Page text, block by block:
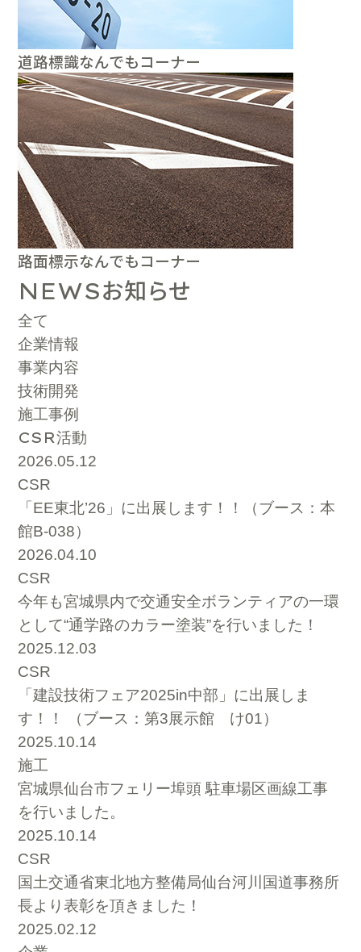
道路標識なんでもコーナー
路面標示なんでもコーナー
NEWSお知らせ
全て
企業情報
事業内容
技術開発
施工事例
CSR活動
2026.05.12
CSR
「EE東北’26」に出展します！！（ブース：本
館B-038）
2026.04.10
CSR
今年も宮城県内で交通安全ボランティアの一環
として“通学路のカラー塗装”を行いました！
2025.12.03
CSR
「建設技術フェア2025in中部」に出展しま
す！！ （ブース：第3展示館 け01）
2025.10.14
施工
宮城県仙台市フェリー埠頭 駐車場区画線工事
を行いました。
2025.10.14
CSR
国土交通省東北地方整備局仙台河川国道事務所
長より表彰を頂きました！
2025.02.12